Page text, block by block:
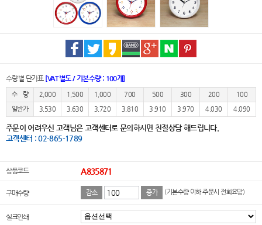
수량별 단가표 [VAT별도 / 기본수량 : 100개]
수 량 2,000 1,500 1,000 700 500 300 200
100
일반가
3,530 3,630 3,720 3,810 3,910 3,970 4,030 4,090
주문이 어려우신 고객님은 고객센터로 문의하시면 친절상담 해드립니다.
고객센터 : 02-865-1789
상품코드 A835871
구매수량 감소 증가 (기본수량 이하 주문시 전화요망)
실크인쇄